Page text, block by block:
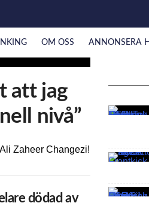
OM OSS ANNONSERA
att jag
nivå”
Zaheer Changezi!
dödad av